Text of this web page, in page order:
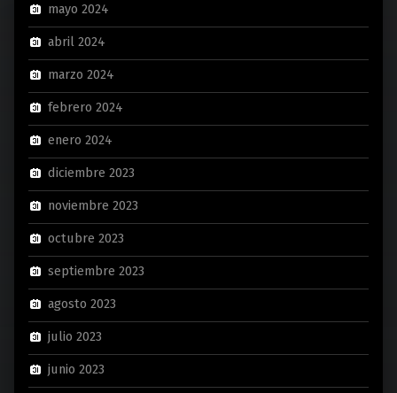
mayo 2024
abril 2024
marzo 2024
febrero 2024
enero 2024
diciembre 2023
noviembre 2023
octubre 2023
septiembre 2023
agosto 2023
julio 2023
junio 2023